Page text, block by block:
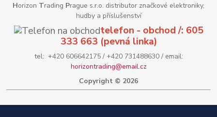
Horizon Trading Prague s.r.o. distributor značkové elektroniky,
hudby a příslušenství
telefon - obchod /: 605
333 663 (pevná linka)
tel: +420 606642175 / +420 731488630 / email:
horizontrading@email.cz
Copyright © 2026